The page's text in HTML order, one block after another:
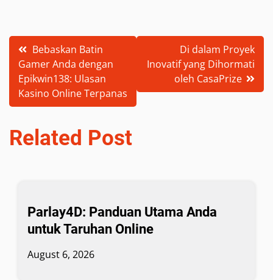
Post
navigation
Bebaskan Batin
Gamer Anda dengan
Epikwin138: Ulasan
Kasino Online Terpanas
Di dalam Proyek
Inovatif yang Dihormati
oleh CasaPrize
Related Post
Parlay4D: Panduan Utama Anda
untuk Taruhan Online
August 6, 2026